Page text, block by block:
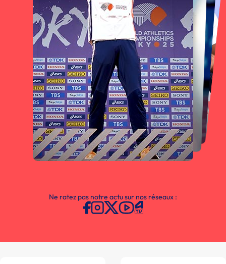
Ne ratez pas notre actu sur nos réseaux :